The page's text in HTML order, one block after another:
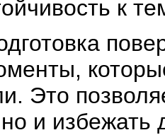
к
Это
и избежать